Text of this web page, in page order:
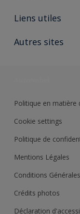
A propos de Sikkens
Liens utiles
Ouvrir un magasin
Autres sites
Politique en matière
Cookie settings
Politique de
Mentions Légales
Conditions
Crédits photos
Déclaration